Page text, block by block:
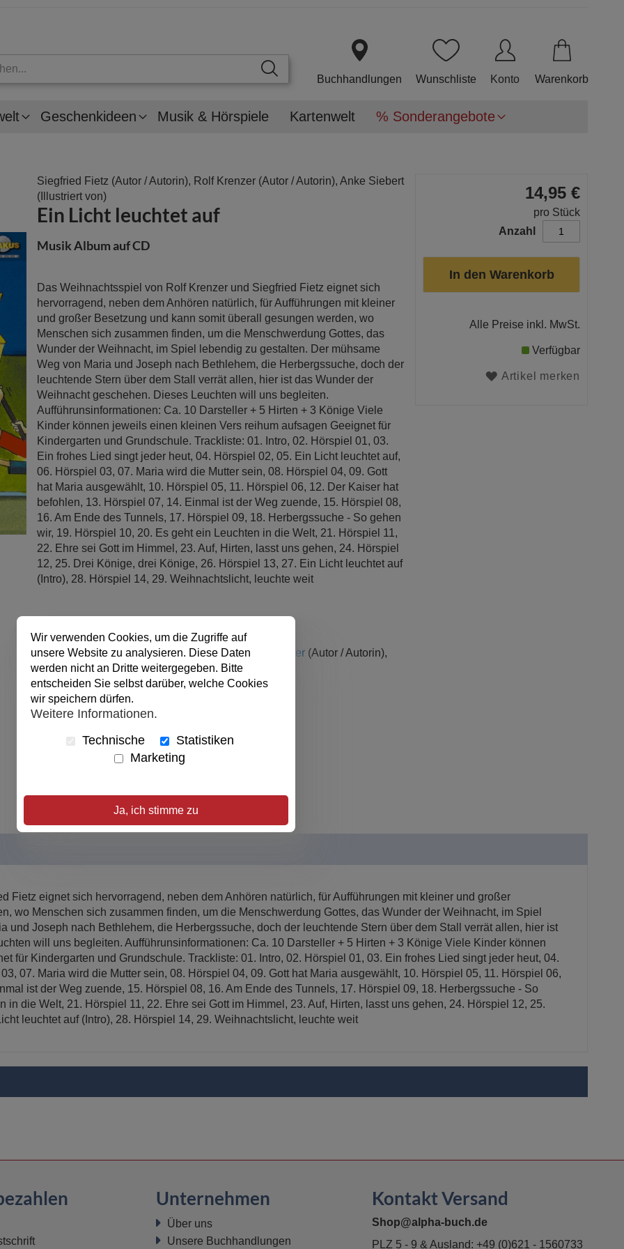
Buchhandlungen Wunschliste Konto Warenkorb
Geschenkideen Musik & Hörspiele Kartenwelt % Sonderangebote
Siegfried Fietz (Autor / Autorin), Rolf Krenzer (Autor / Autorin), Anke Siebert
(Illustriert von)
Ein Licht leuchtet auf
Musik Album auf CD
Das Weihnachtsspiel von Rolf Krenzer und Siegfried Fietz eignet sich
hervorragend, neben dem Anhören natürlich, für Aufführungen mit kleiner
und großer Besetzung und kann somit überall gesungen werden, wo
Menschen sich zusammen finden, um die Menschwerdung Gottes, das
Wunder der Weihnacht, im Spiel lebendig zu gestalten. Der mühsame
Weg von Maria und Joseph nach Bethlehem, die Herbergssuche, doch der
leuchtende Stern über dem Stall verrät allen, hier ist das Wunder der
Weihnacht geschehen. Dieses Leuchten will uns begleiten.
Aufführunsinformationen: Ca. 10 Darsteller + 5 Hirten + 3 Könige Viele
Kinder können jeweils einen kleinen Vers reihum aufsagen Geeignet für
Kindergarten und Grundschule. Trackliste: 01. Intro, 02. Hörspiel 01, 03.
Ein frohes Lied singt jeder heut, 04. Hörspiel 02, 05. Ein Licht leuchtet auf,
06. Hörspiel 03, 07. Maria wird die Mutter sein, 08. Hörspiel 04, 09. Gott
hat Maria ausgewählt, 10. Hörspiel 05, 11. Hörspiel 06, 12. Der Kaiser hat
befohlen, 13. Hörspiel 07, 14. Einmal ist der Weg zuende, 15. Hörspiel 08,
16. Am Ende des Tunnels, 17. Hörspiel 09, 18. Herbergssuche - So gehen
wir, 19. Hörspiel 10, 20. Es geht ein Leuchten in die Welt, 21. Hörspiel 11,
22. Ehre sei Gott im Himmel, 23. Auf, Hirten, lasst uns gehen, 24. Hörspiel
12, 25. Drei Könige, drei Könige, 26. Hörspiel 13, 27. Ein Licht leuchtet auf
(Intro), 28. Hörspiel 14, 29. Weihnachtslicht, leuchte weit
EAN:9783881242592
Urheber:Siegfried Fietz(Autor / Autorin),Rolf Krenzer (Autor / Autorin),
Anke Siebert(Illustriert von)
Verlag:ABAKUS Musik
Produktart: Audio/Video, JEWELCASE
Format: Audio-CD
veröffentlicht: 01.01.1999
Ursprungsland: Deutschland
14,95 €
pro Stück
Anzahl
In den Warenkorb
Alle Preise inkl. MwSt.
Verfügbar
Artikel merken
Fietz eignet sich hervorragend, neben dem Anhören natürlich, für Aufführungen mit kleiner und großer
wo Menschen sich zusammen finden, um die Menschwerdung Gottes, das Wunder der Weihnacht, im Spiel
und Joseph nach Bethlehem, die Herbergssuche, doch der leuchtende Stern über dem Stall verrät allen, hier ist
will uns begleiten. Aufführunsinformationen: Ca. 10 Darsteller + 5 Hirten + 3 Könige Viele Kinder können
für Kindergarten und Grundschule. Trackliste: 01. Intro, 02. Hörspiel 01, 03. Ein frohes Lied singt jeder heut, 04.
07. Maria wird die Mutter sein, 08. Hörspiel 04, 09. Gott hat Maria ausgewählt, 10. Hörspiel 05, 11. Hörspiel 06,
ist der Weg zuende, 15. Hörspiel 08, 16. Am Ende des Tunnels, 17. Hörspiel 09, 18. Herbergssuche - So
die Welt, 21. Hörspiel 11, 22. Ehre sei Gott im Himmel, 23. Auf, Hirten, lasst uns gehen, 24. Hörspiel 12, 25.
leuchtet auf (Intro), 28. Hörspiel 14, 29. Weihnachtslicht, leuchte weit
Wir verwenden Cookies, um die Zugriffe auf
unsere Website zu analysieren. Diese Daten
werden nicht an Dritte weitergegeben. Bitte
entscheiden Sie selbst darüber, welche Cookies
wir speichern dürfen.
Weitere Informationen.
Technische
Statistiken
Marketing
Ja, ich stimme zu
Unternehmen
Über uns
Unsere Buchhandlungen
Kontakt Versand
Shop@alpha-buch.de
PLZ 5 - 9 & Ausland: +49 (0)621 - 1560733